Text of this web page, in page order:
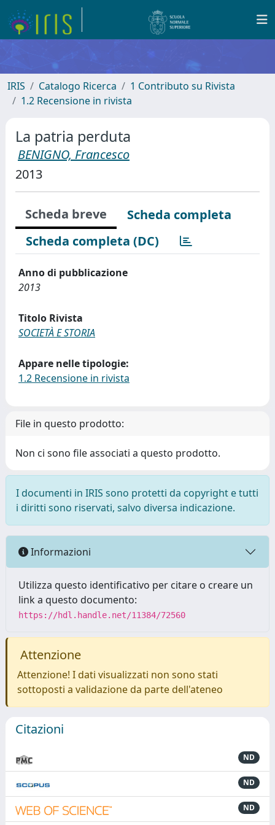
IRIS Catalogo Ricerca
1 Contributo su Rivista
1.2 Recensione in rivista
La patria perduta
BENIGNO, Francesco
2013
Scheda breve
Scheda completa
Scheda completa (DC)
Anno di pubblicazione
2013
Titolo Rivista
SOCIETÀ E STORIA
Appare nelle tipologie:
1.2 Recensione in rivista
File in questo prodotto:
Non ci sono file associati a questo prodotto.
I documenti in IRIS sono protetti da copyright e tutti
i diritti sono riservati, salvo diversa indicazione.
Informazioni
Utilizza questo identificativo per citare o creare un
link a questo documento:
https://hdl.handle.net/11384/72560
Attenzione
Attenzione! I dati visualizzati non sono stati
sottoposti a validazione da parte dell'ateneo
Citazioni
ND
ND
ND